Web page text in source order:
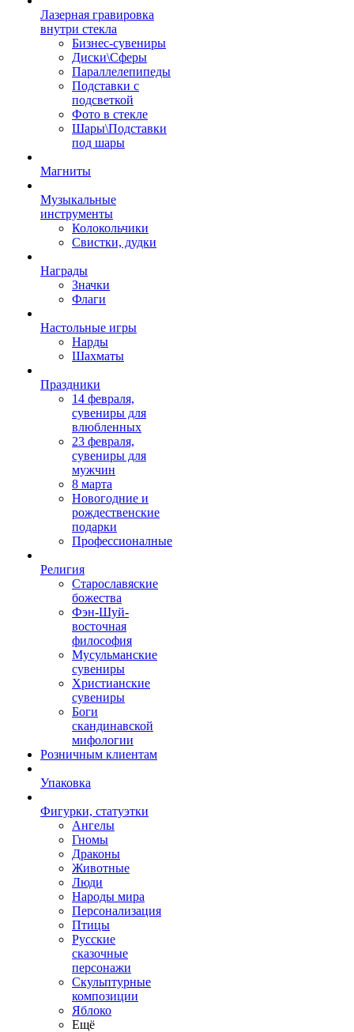
Лазерная гравировка
внутри стекла
Бизнес-сувениры
Диски\Сферы
Параллелепипеды
Подставки с
подсветкой
Фото в стекле
Шары\Подставки
под шары
Магниты
Музыкальные
инструменты
Колокольчики
Свистки, дудки
Награды
Значки
Флаги
Настольные игры
Нарды
Шахматы
Праздники
14 февраля,
сувениры для
влюбленных
23 февраля,
сувениры для
мужчин
8 марта
Новогодние и
рождественские
подарки
Профессионалные
Религия
Старославяские
божества
Фэн-Шуй-
восточная
философия
Мусульманские
сувениры
Христианские
сувениры
Боги
скандинавской
мифологии
Розничным клиентам
Упаковка
Фигурки, статуэтки
Ангелы
Гномы
Драконы
Животные
Люди
Народы мира
Персонализация
Птицы
Русские
сказочные
персонажи
Скульптурные
композиции
Яблоко
Ещё